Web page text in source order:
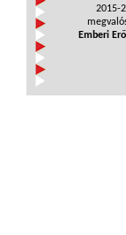
2015-
Emberi